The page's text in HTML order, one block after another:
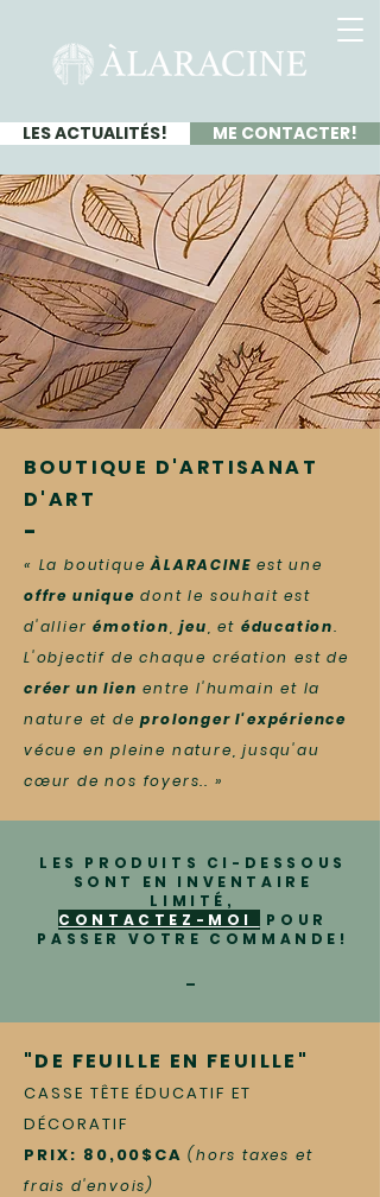
LES ACTUALITÉS! ME CONTACTER!
BOUTIQUE D'ARTISANAT
D'ART
-
« La boutiqueÀLARACINE est une
offre unique dont le souhait est
d'allierémotion ,jeu , et éducation.
L'objectif de chaque création est de
créer un lien entre l'humain et la
nature et deprolonger l'expérience
vécue en pleine nature, jusqu'au
cœur de nos foyers.. »
LES PRODUITS CI-DESSOUS
SONT EN INVENTAIRE
LIMITÉ,
CONTACTEZ-MOI
POUR
PASSER VOTRE COMMANDE!
"DE FEUILLE EN FEUILLE"
CASSE TÊTE ÉDUCATIF ET
DÉCORATIF
PRIX: 80,00$CA (hors taxes et
frais d'envois)